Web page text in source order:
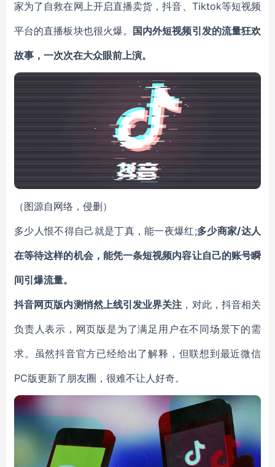
家为了自救在网上开启直播卖货，抖音、Tiktok等短视频
平台的直播板块也很火爆。
国内外短视频引发的流量狂欢
故事，一次次在大众眼前上演。
（图源自网络，侵删）
多少人恨不得自己就是丁真，能一夜爆红;多少商家/达人
在等待这样的机会，能凭一条短视频内容让自己的账号瞬
间引爆流量。
抖音网页版内测悄然上线引发业界关注 ，对此，抖音相关
负责人表示，网页版是为了满足用户在不同场景下的需
求。虽然抖音官方已经给出了解释，但联想到最近微信
PC版更新了朋友圈，很难不让人好奇。